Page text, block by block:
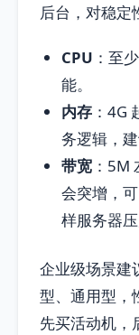
后台，对稳定
CPU ：至
能。
内存 ：4G
务逻辑，建
带宽 ：5M
会突增，
样服务器压
企业级场景建
型、通用型，
先买活动机，